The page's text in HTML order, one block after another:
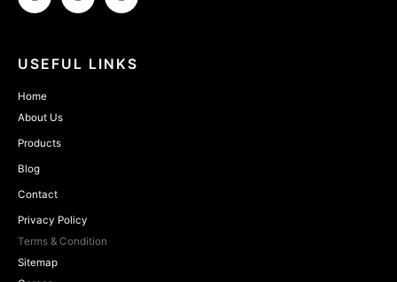
USEFUL LINKS
Home
About Us
Products
Blog
Contact
Privacy Policy
Terms & Condition
Sitemap